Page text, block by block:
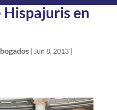
Hispajuris en
| Jun 8, 2013|